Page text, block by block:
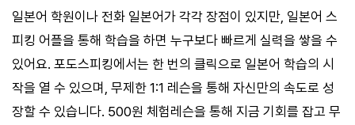
일본어 학원이나 전화 일본어가 각각 장점이 있지만, 일본어 스
피킹 어플을 통해 학습을 하면 누구보다 빠르게 실력을 쌓을 수
있어요. 포도스피킹에서는 한 번의 클릭으로 일본어 학습의 시
작을 열 수 있으며, 무제한 1:1 레슨을 통해 자신만의 속도로 성
장할 수 있습니다. 500원 체험레슨을 통해 지금 기회를 잡고 무